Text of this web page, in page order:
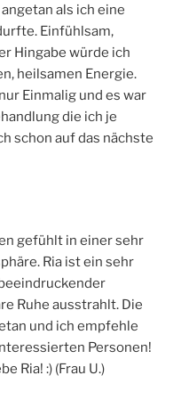
als ich eine
Einfühlsam,
Hingabe würde ich
heilsamen Energie.
Einmalig und es war
die ich je
schon auf das nächste
gefühlt in einer sehr
Ria ist ein sehr
Ruhe ausstrahlt. Die
und ich empfehle
Personen!
Ria! :) (Frau U.)